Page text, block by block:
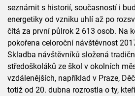
seznámit s historií, současností i
energetiky od vzniku uhlí až po
čítá za první půlrok 2 613 osob. Na
pokořena celoroční návštěvnost
Skladba návštěvníků složená
středoškoláků ze škol v okolních
vzdálenějších, například v Praze,
totiž od 20. dubna rozrostla o ty,